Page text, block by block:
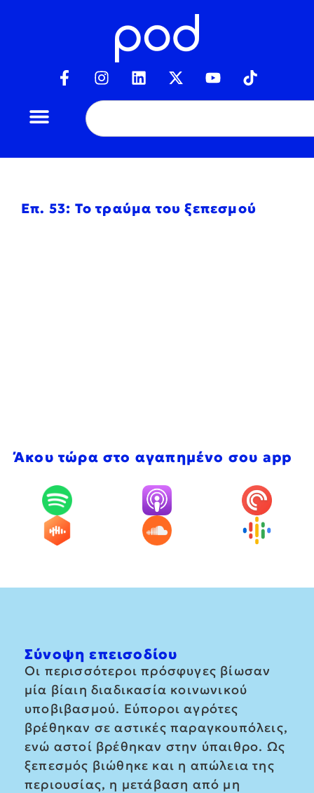
Επ. 53: Το τραύμα του ξεπεσμού
Άκου τώρα στο αγαπημένο σου app
Σύνοψη επεισοδίου
Οι περισσότεροι πρόσφυγες βίωσαν
μία βίαιη διαδικασία κοινωνικού
υποβιβασμού. Εύποροι αγρότες
βρέθηκαν σε αστικές παραγκουπόλεις,
ενώ αστοί βρέθηκαν στην ύπαιθρο. Ως
ξεπεσμός βιώθηκε και η απώλεια της
περιουσίας, η μετάβαση από μη